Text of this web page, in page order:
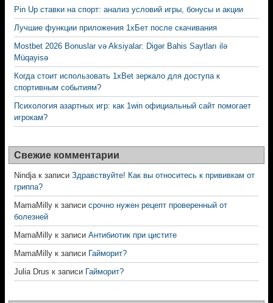
Pin Up ставки на спорт: анализ условий игры, бонусы и акции
Лучшие функции приложения 1хБет после скачивания
Mostbet 2026 Bonuslar və Aksiyalar: Digər Bahis Saytları ilə
Müqayisə
Когда стоит использовать 1xBet зеркало для доступа к
спортивным событиям?
Психология азартных игр: как 1win официальный сайт помогает
игрокам?
Свежие комментарии
Nindjaк записи Здравствуйте! Как вы относитесь к прививкам от
гриппа?
MamaMilly к записи срочно нужен рецепт проверенный от
болезней
MamaMilly к записи Антибиотик при цистите
MamaMilly к записи Гайморит?
Julia Drus к записи Гайморит?